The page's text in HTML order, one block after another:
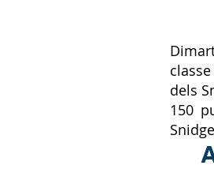
dels
150